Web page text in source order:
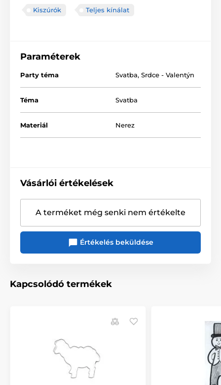
Kiszúrók Teljes kínálat
Paraméterek
Party téma Svatba, Srdce - Valentýn
Téma Svatba
Materiál Nerez
Vásárlói értékelések
A terméket még senki nem értékelte
Értékelés beküldése
Kapcsolódó termékek